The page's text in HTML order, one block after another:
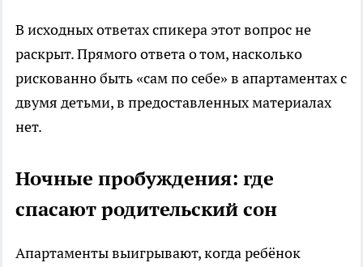
В исходных ответах спикера этот вопрос не
раскрыт. Прямого ответа о том, насколько
рискованно быть «сам по себе» в апартаментах с
двумя детьми, в предоставленных материалах
нет.
Ночные пробуждения: где
спасают родительский сон
Апартаменты выигрывают, когда ребёнок